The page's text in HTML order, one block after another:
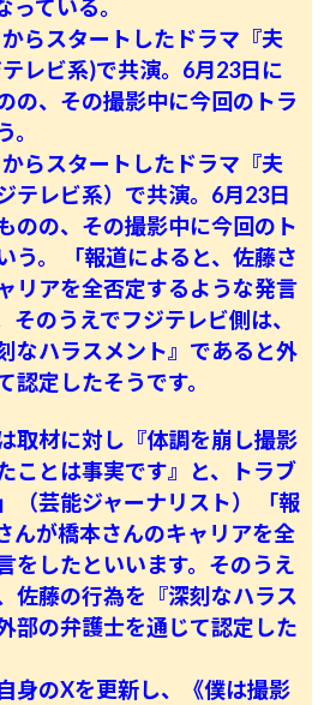
ている。
らスタートしたドラマ『夫
レビ系)で共演。6月23日に
の、その撮影中に今回のトラ
らスタートしたドラマ『夫
テレビ系）で共演。6月23日
のの、その撮影中に今回のト
う。
「報道によると、佐藤さ
リアを全否定するような発言
そのうえでフジテレビ側は、
なハラスメント』であると外
認定したそうです。
取材に対し『体調を崩し撮影
ことは事実です』と、トラブ
（芸能ジャーナリスト）
「報
んが橋本さんのキャリアを全
をしたといいます。そのうえ
佐藤の行為を『深刻なハラス
部の弁護士を通じて認定した
身のXを更新し、《僕は撮影